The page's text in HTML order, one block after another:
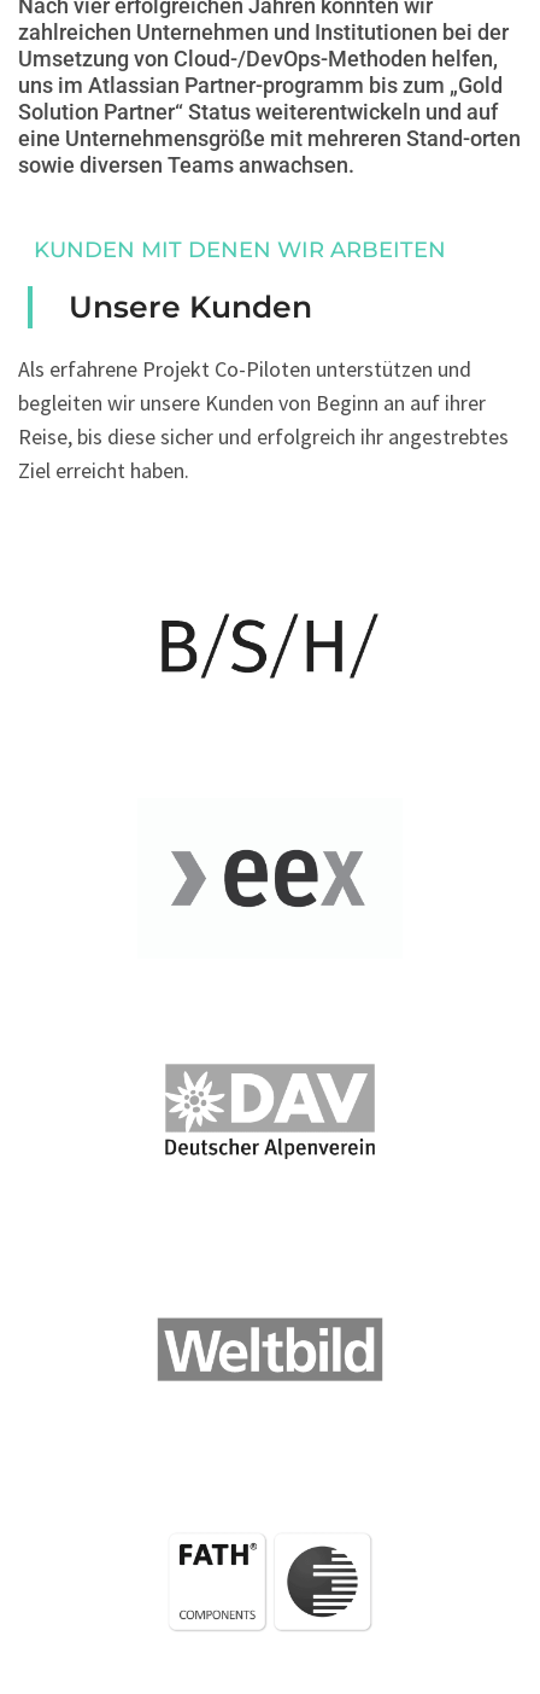
Nach vier erfolgreichen Jahren konnten wir
zahlreichen Unternehmen und Institutionen bei der
Umsetzung von Cloud-/DevOps-Methoden helfen,
uns im Atlassian Partner-programm bis zum „Gold
Solution Partner“ Status weiterentwickeln und auf
eine Unternehmensgröße mit mehreren Stand-orten
sowie diversen Teams anwachsen.
KUNDEN MIT DENEN WIR ARBEITEN
Unsere Kunden
Als erfahrene Projekt Co-Piloten unterstützen und
begleiten wir unsere Kunden von Beginn an auf ihrer
Reise, bis diese sicher und erfolgreich ihr angestrebtes
Ziel erreicht haben.